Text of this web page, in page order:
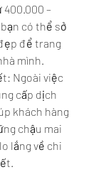
400.000 –
có thể sở
để trang
mình.
Ngoài việc
cấp dịch
khách hàng
chậu mai
lắng về chi